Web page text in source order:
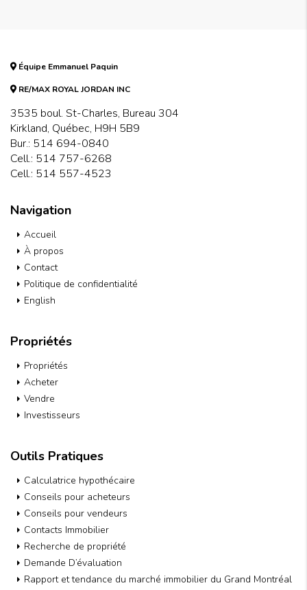
Équipe Emmanuel Paquin
RE/MAX ROYAL JORDAN INC
3535 boul. St-Charles, Bureau 304
Kirkland, Québec, H9H 5B9
Bur.: 514 694-0840
Cell.: 514 757-6268
Cell.: 514 557-4523
Navigation
Accueil
À propos
Contact
Politique de confidentialité
English
Propriétés
Propriétés
Acheter
Vendre
Investisseurs
Outils Pratiques
Calculatrice hypothécaire
Conseils pour acheteurs
Conseils pour vendeurs
Contacts Immobilier
Recherche de propriété
Demande D’évaluation
Rapport et tendance du marché immobilier du Grand Montréal